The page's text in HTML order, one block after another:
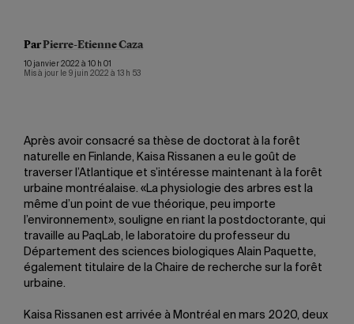
ParPierre-Etienne Caza
10 janvier 2022 à 10 h 01
Mis à jour le 9 juin 2022 à 13 h 53
Après avoir consacré sa thèse de doctorat à la forêt
naturelle en Finlande, Kaisa Rissanen a eu le goût de
traverser l’Atlantique et s’intéresse maintenant à la forêt
urbaine montréalaise. «La physiologie des arbres est la
même d’un point de vue théorique, peu importe
l’environnement», souligne en riant la postdoctorante, qui
travaille au PaqLab, le laboratoire du professeur du
Département des sciences biologiques Alain Paquette,
également titulaire de la Chaire de recherche sur la forêt
urbaine.
Kaisa Rissanen est arrivée à Montréal en mars 2020, deux